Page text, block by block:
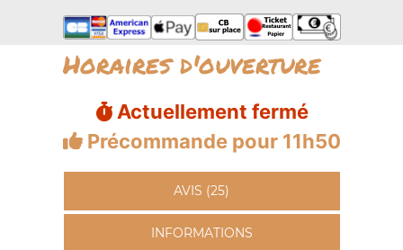
Horaires d'ouverture
Actuellement fermé
Précommande pour 11h50
AVIS (25)
INFORMATIONS